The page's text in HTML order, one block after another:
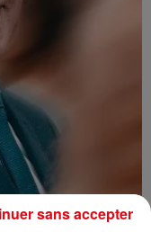
sans accepter